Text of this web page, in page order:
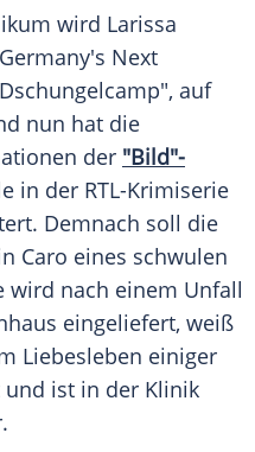
wird Larissa
Germany's Next
auf
nun hat die
der "Bild"-
in der RTL-Krimiserie
Demnach soll die
Caro eines schwulen
wird nach einem Unfall
eingeliefert, weiß
Liebesleben einiger
und ist in der Klinik